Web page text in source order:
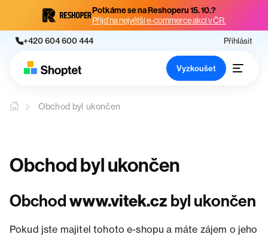
Potkáme se na Reshoperu 15. 10.?
Přijď na největší e-commerce akci v ČR.
+420 604 600 444 Přihlásit
Vyzkoušet
Obchod byl ukončen
Obchod byl ukončen
Obchodwww.vitek.cz byl ukončen
Pokud jste majitel tohoto e-shopu a máte zájem o jeho